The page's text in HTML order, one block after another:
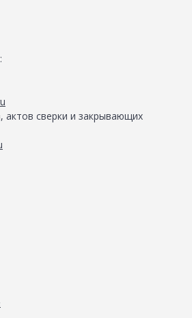
актов сверки и закрывающих